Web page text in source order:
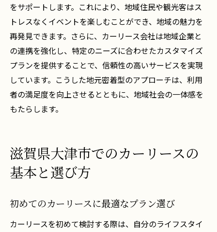
をサポートします。これにより、地域住民や観光客はス
トレスなくイベントを楽しむことができ、地域の魅力を
再発見できます。さらに、カーリース会社は地域企業と
の連携を強化し、特定のニーズに合わせたカスタマイズ
プランを提供することで、信頼性の高いサービスを実現
しています。こうした地元密着型のアプローチは、利用
者の満足度を向上させるとともに、地域社会の一体感を
もたらします。
滋賀県大津市でのカーリースの
基本と選び方
初めてのカーリースに最適なプラン選び
カーリースを初めて検討する際は、自分のライフスタイ